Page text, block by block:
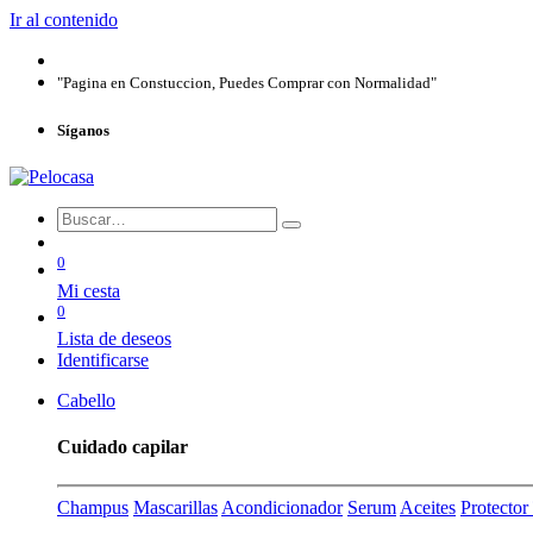
Ir al contenido
"Pagina en Constuccion, Puedes Comprar con Normalidad"
Síganos
0
Mi cesta
0
Lista de deseos
Identificarse
Cabello
Cuidado capilar
Champus Mascarillas Acondicionador Serum Aceites